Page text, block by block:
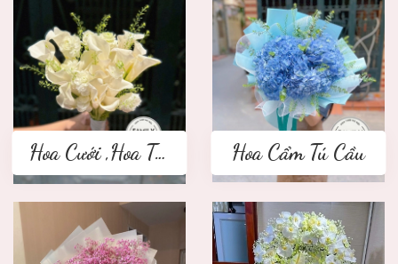
Hoa Cưới ,Hoa Tay Cầm Cô Dâu Hoa Cẩm Tú Cầu